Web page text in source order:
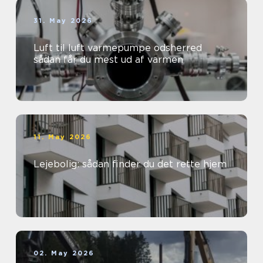
31. May 2026
Luft til luft varmepumpe odsherred
sådan får du mest ud af varmen
11. May 2026
Lejebolig: sådan finder du det rette hjem
02. May 2026